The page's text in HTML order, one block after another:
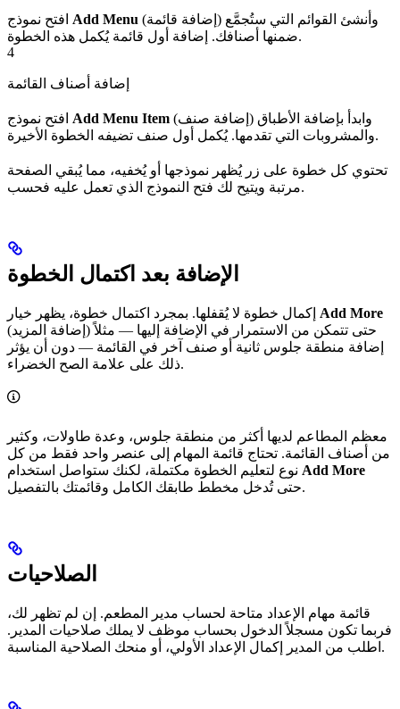
Add Menu (إضافة قائمة) وأنشئ القوائم التي ستُجمَّع
ضمنها أصنافك. إضافة أول قائمة يُكمل هذه الخطوة.
4
إضافة أصناف القائمة
Add Menu Item (إضافة صنف) وابدأ بإضافة الأطباق
والمشروبات التي تقدمها. يُكمل أول صنف تضيفه الخطوة الأخيرة.
تحتوي كل خطوة على زر يُظهر نموذجها أو يُخفيه، مما يُبقي الصفحة
مرتبة ويتيح لك فتح النموذج الذي تعمل عليه فحسب.
الإضافة بعد اكتمال الخطوة
Add More
(إضافة المزيد) حتى تتمكن من الاستمرار في الإضافة إليها — مثلاً
إضافة منطقة جلوس ثانية أو صنف آخر في القائمة — دون أن يؤثر
ذلك على علامة الصح الخضراء.
معظم المطاعم لديها أكثر من منطقة جلوس، وعدة طاولات، وكثير
من أصناف القائمة. تحتاج قائمة المهام إلى عنصر واحد فقط من كل
Add More
حتى تُدخل مخطط طابقك الكامل وقائمتك بالتفصيل.
الصلاحيات
قائمة مهام الإعداد متاحة لحساب مدير المطعم. إن لم تظهر لك،
فربما تكون مسجلاً الدخول بحساب موظف لا يملك صلاحيات المدير.
اطلب من المدير إكمال الإعداد الأولي، أو منحك الصلاحية المناسبة.